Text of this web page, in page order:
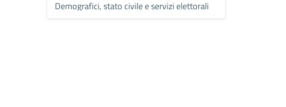
Demografici, stato civile e servizi elettorali